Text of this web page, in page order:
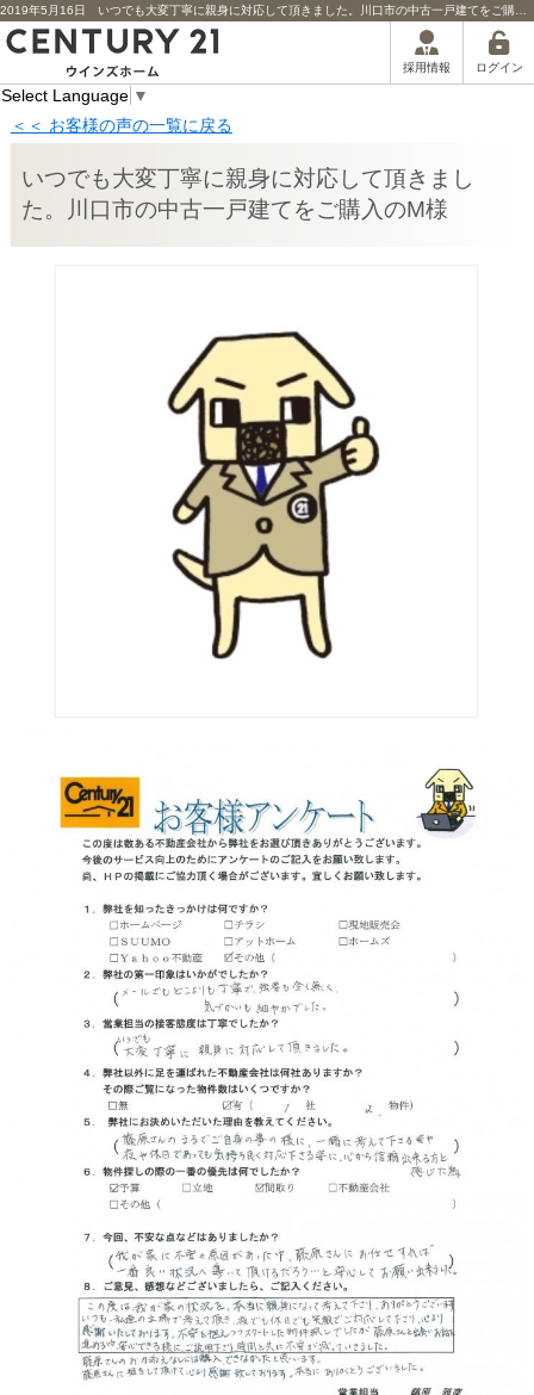
採用情報 ログイン
Select Language ▼
＜＜ お客様の声の一覧に戻る
いつでも大変丁寧に親身に対応して頂きまし
た。川口市の中古一戸建てをご購入のM様